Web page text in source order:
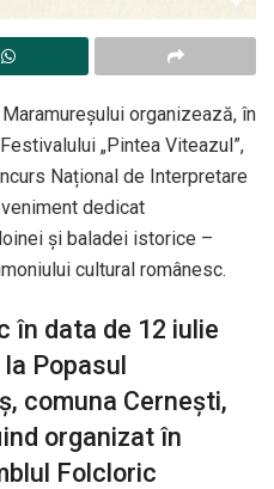
organizează, în
„Pintea Viteazul”,
Național de Interpretare
dedicat
și baladei istorice –
cultural românesc.
în data de 12 iulie
la Popasul
comuna Cernești,
organizat în
Folcloric